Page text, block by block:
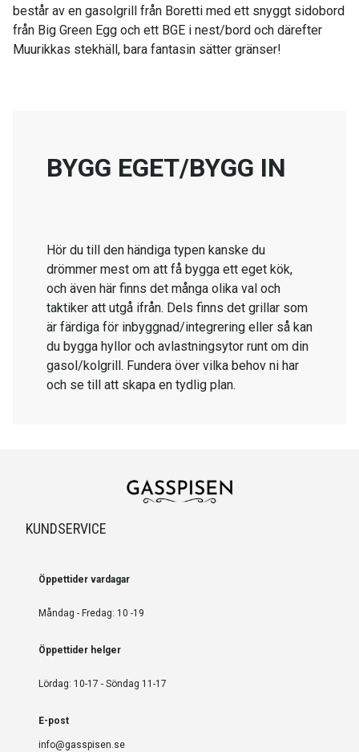
består av en gasolgrill från Boretti med ett snyggt sidobord
från Big Green Egg och ett BGE i nest/bord och därefter
Muurikkas stekhäll, bara fantasin sätter gränser!
BYGG EGET/BYGG IN
Hör du till den händiga typen kanske du
drömmer mest om att få bygga ett eget kök,
och även här finns det många olika val och
taktiker att utgå ifrån. Dels finns det grillar som
är färdiga för inbyggnad/integrering eller så kan
du bygga hyllor och avlastningsytor runt om din
gasol/kolgrill. Fundera över vilka behov ni har
och se till att skapa en tydlig plan.
KUNDSERVICE
Öppettider vardagar
Måndag - Fredag: 10 -19
Öppettider helger
Lördag: 10-17 - Söndag 11-17
E-post
info@gasspisen.se